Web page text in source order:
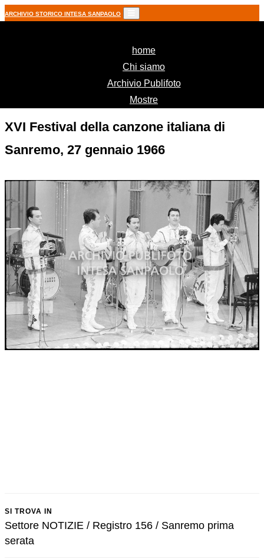
ARCHIVIO STORICO INTESA SANPAOLO
home(current)
Chi siamo
Archivio Publifoto
Mostre
XVI Festival della canzone italiana di
Sanremo, 27 gennaio 1966
SI TROVA IN
Settore NOTIZIE / Registro 156 / Sanremo prima
serata